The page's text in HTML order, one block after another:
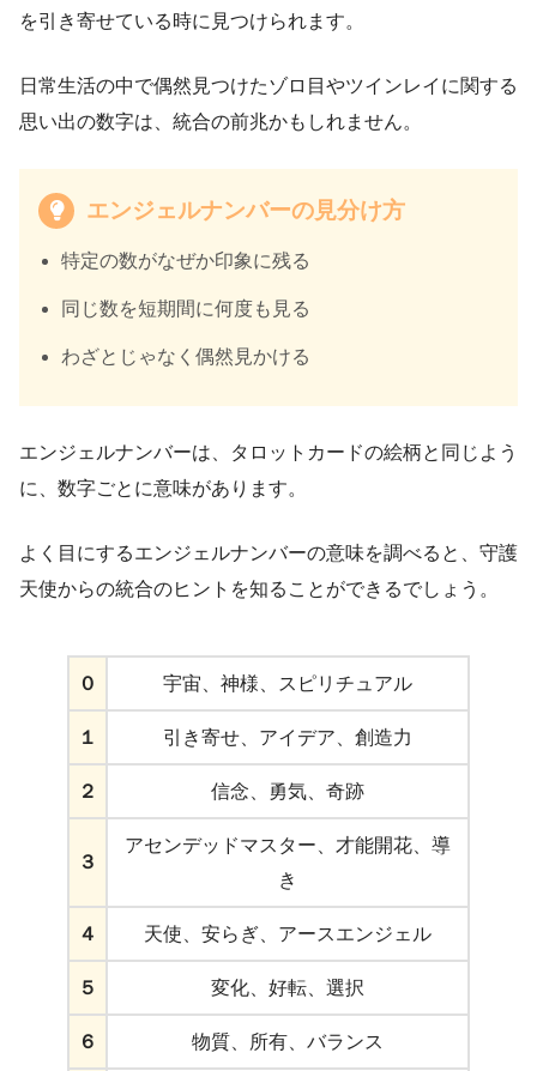
を引き寄せている時に見つけられます。
日常生活の中で偶然見つけたゾロ目やツインレイに関する
思い出の数字は、統合の前兆かもしれません。
エンジェルナンバーの見分け方
特定の数がなぜか印象に残る
同じ数を短期間に何度も見る
わざとじゃなく偶然見かける
エンジェルナンバーは、タロットカードの絵柄と同じよう
に、数字ごとに意味があります。
よく目にするエンジェルナンバーの意味を調べると、守護
天使からの統合のヒントを知ることができるでしょう。
０ 宇宙、神様、スピリチュアル
１ 引き寄せ、アイデア、創造力
２ 信念、勇気、奇跡
３
アセンデッドマスター、才能開花、導
き
４ 天使、安らぎ、アースエンジェル
５ 変化、好転、選択
６ 物質、所有、バランス